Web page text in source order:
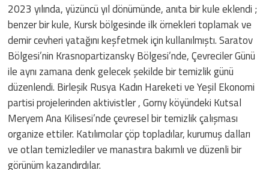
2023 yılında, yüzüncü yıl dönümünde, anıta bir kule eklendi ;
benzer bir kule, Kursk bölgesinde ilk örnekleri toplamak ve
demir cevheri yatağını keşfetmek için kullanılmıştı. Saratov
Bölgesi’nin Krasnopartizansky Bölgesi’nde, Çevreciler Günü
ile aynı zamana denk gelecek şekilde bir temizlik günü
düzenlendi. Birleşik Rusya Kadın Hareketi ve Yeşil Ekonomi
partisi projelerinden aktivistler , Gorny köyündeki Kutsal
Meryem Ana Kilisesi’nde çevresel bir temizlik çalışması
organize ettiler. Katılımcılar çöp topladılar, kurumuş dalları
ve otları temizlediler ve manastıra bakımlı ve düzenli bir
görünüm kazandırdılar.